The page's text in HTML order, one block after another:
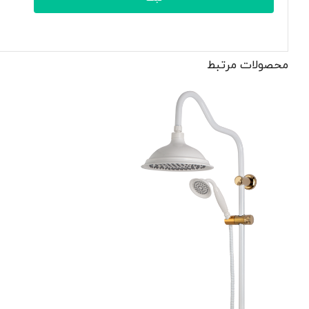
محصولات مرتبط